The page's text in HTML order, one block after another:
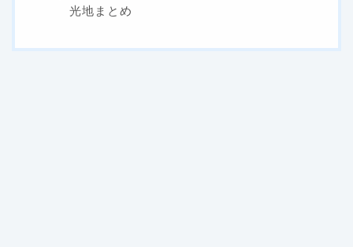
光地まとめ